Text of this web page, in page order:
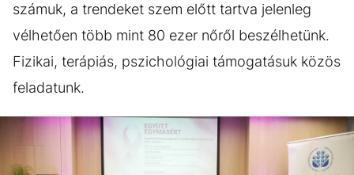
számuk, a trendeket szem előtt tartva jelenleg
vélhetően több mint 80 ezer nőről beszélhetünk.
Fizikai, terápiás, pszichológiai támogatásuk közös
feladatunk.